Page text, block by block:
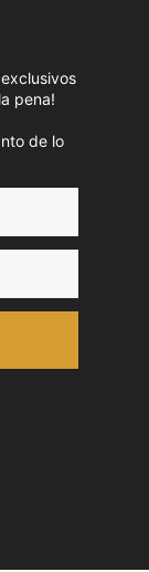
pena!
de lo